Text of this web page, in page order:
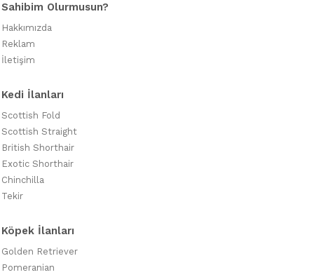
Sahibim Olurmusun?
Hakkımızda
Reklam
İletişim
Kedi İlanları
Scottish Fold
Scottish Straight
British Shorthair
Exotic Shorthair
Chinchilla
Tekir
Köpek İlanları
Golden Retriever
Pomeranian